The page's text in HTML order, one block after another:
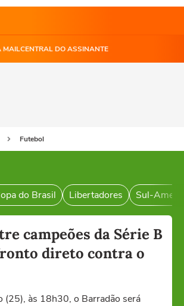
MAILCENTRAL DO ASSINANTE
Futebol
do Brasil Libertadores Sul-
campeões da Série B
direto contra o
(25), às 18h30, o Barradão será